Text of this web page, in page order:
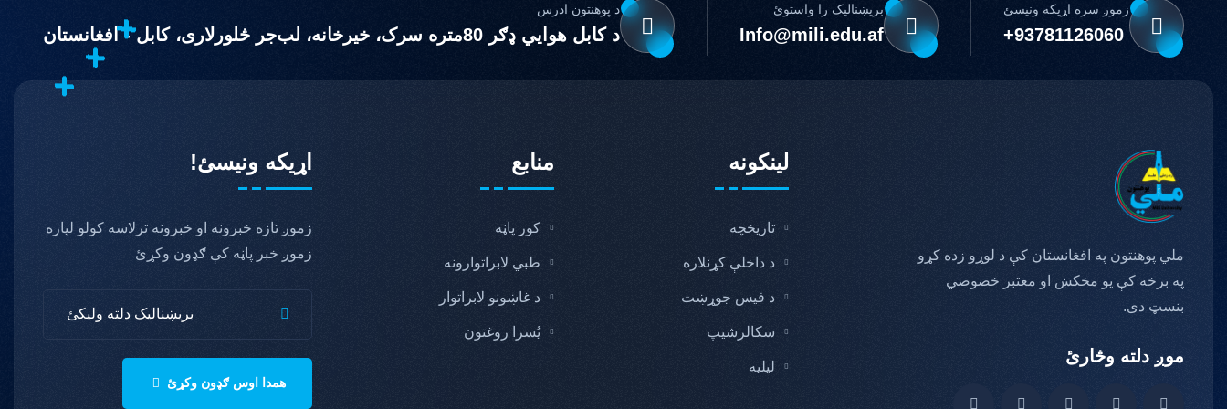
زموږ سره اړیکه ونیسئ
+93781126060
بریښنالیک را واستوئ
Info@mili.edu.af
د پوهنتون ادرس
د کابل هوايي ډګر 80متره سرک، خيرخانه، لب‌جر څلورلاری، کابل - افغانستان
ملي پوهنتون په افغانستان کې د لوړو زده کړو
په برخه کې یو مخکښ او معتبر خصوصي
بنسټ دی.
موږ دلته وڅارئ
لینکونه
تاریخچه
د داخلې کړنلاره
د فیس جوړښت
سکالرشیپ
ليليه
منابع
کور پاڼه
طبي لابراتوارونه
د غاښونو لابراتوار
یُسرا روغتون
اړیکه ونیسئ!
زموږ تازه خبرونه او خبرونه ترلاسه کولو لپاره
زموږ خبر پاڼه کې ګډون وکړئ
همدا اوس ګډون وکړئ